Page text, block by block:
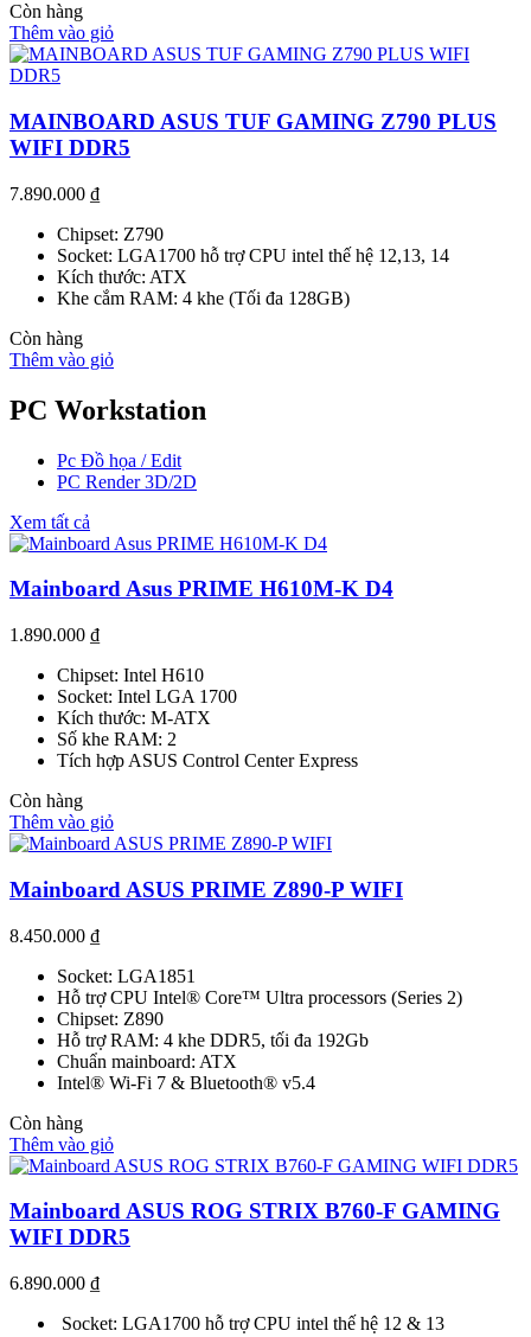
Còn hàng
Thêm vào giỏ
MAINBOARD ASUS TUF GAMING Z790 PLUS
WIFI DDR5
7.890.000 ₫
Chipset: Z790
Socket: LGA1700 hỗ trợ CPU intel thế hệ 12,13, 14
Kích thước: ATX
Khe cắm RAM: 4 khe (Tối đa 128GB)
Còn hàng
Thêm vào giỏ
PC Workstation
Pc Đồ họa / Edit
PC Render 3D/2D
Xem tất cả
Mainboard Asus PRIME H610M-K D4
1.890.000 ₫
Chipset: Intel H610
Socket: Intel LGA 1700
Kích thước: M-ATX
Số khe RAM: 2
Tích hợp ASUS Control Center Express
Còn hàng
Thêm vào giỏ
Mainboard ASUS PRIME Z890-P WIFI
8.450.000 ₫
Socket: LGA1851
Hỗ trợ CPU Intel® Core™ Ultra processors (Series 2)
Chipset: Z890
Hỗ trợ RAM: 4 khe DDR5, tối đa 192Gb
Chuẩn mainboard: ATX
Intel® Wi-Fi 7 & Bluetooth® v5.4
Còn hàng
Thêm vào giỏ
Mainboard ASUS ROG STRIX B760-F GAMING
WIFI DDR5
6.890.000 ₫
Socket: LGA1700 hỗ trợ CPU intel thế hệ 12 & 13